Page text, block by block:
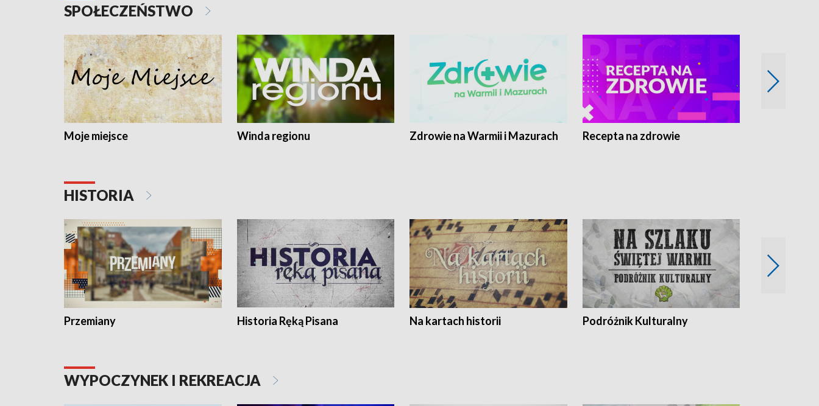
SPOŁECZEŃSTWO
Moje miejsce Winda regionu Zdrowie na Warmii i Mazurach Recepta na zdrowie
HISTORIA
Przemiany Historia Ręką Pisana Na kartach historii Podróżnik Kulturalny
WYPOCZYNEK I REKREACJA